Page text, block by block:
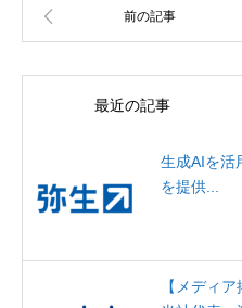
最近の記事
生成AIを活
を提供...
【メディ